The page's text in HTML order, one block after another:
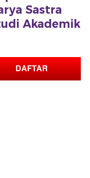
Sastra
Akademik
DAFTAR